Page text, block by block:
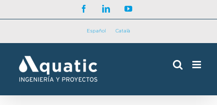
FacebookLinkedInYouTube
Español Català